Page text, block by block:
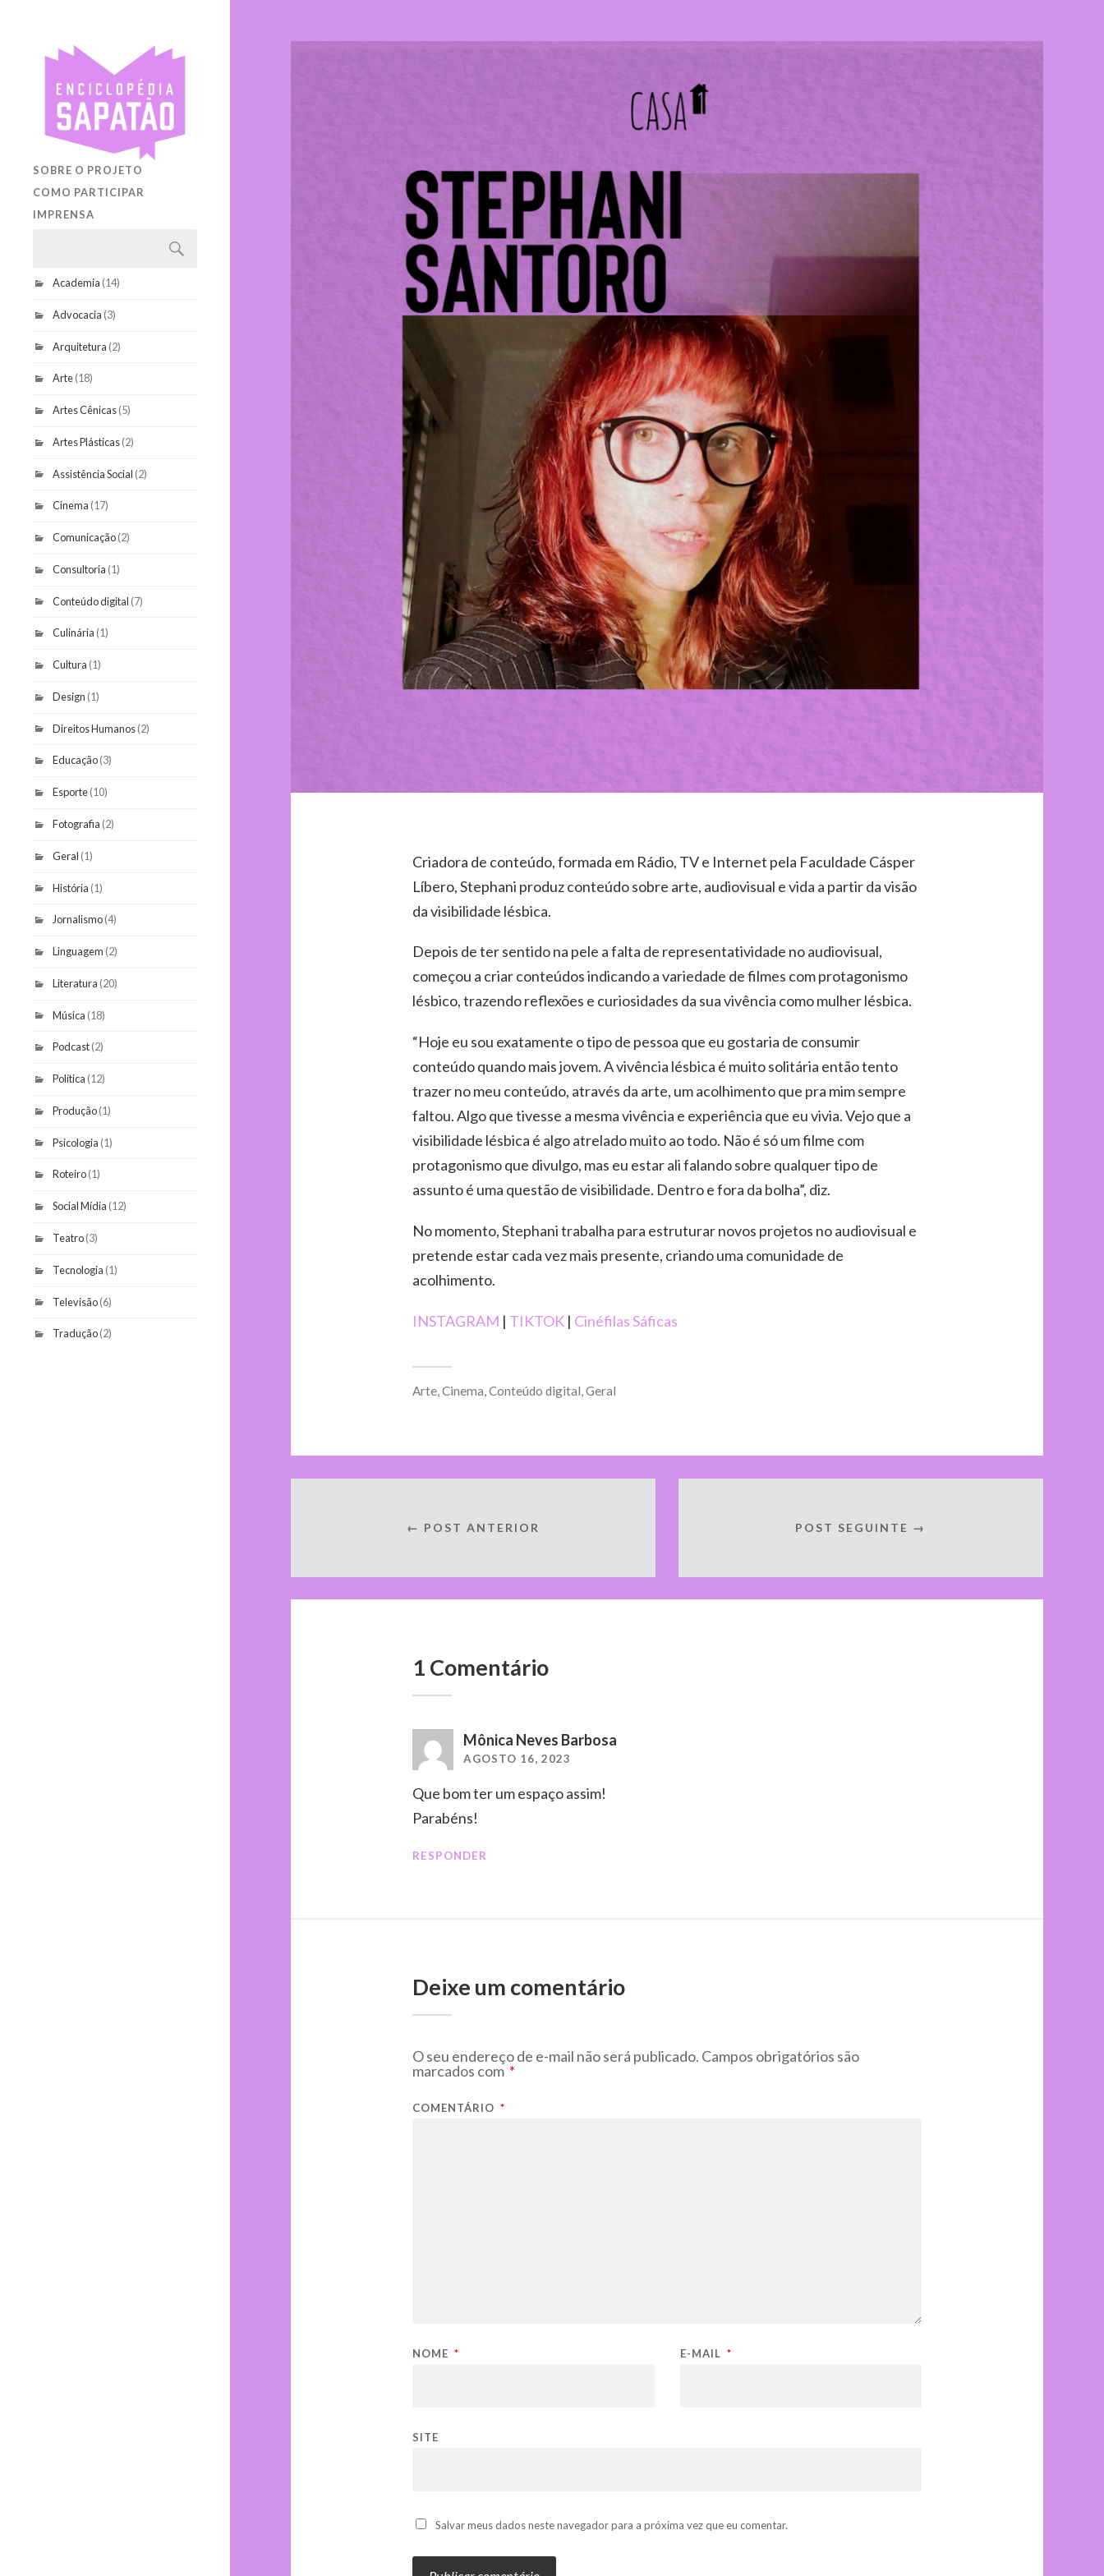
SOBRE O PROJETO
COMO PARTICIPAR
IMPRENSA
Academia (14)
Advocacia (3)
Arquitetura (2)
Arte(18)
Artes Cênicas(5)
Artes Plásticas(2)
Assistência Social (2)
Cinema (17)
Comunicação(2)
Consultoria (1)
Conteúdo digital (7)
Culinária (1)
Cultura (1)
Design (1)
Direitos Humanos(2)
Educação(3)
Esporte(10)
Fotografia (2)
Geral (1)
História (1)
Jornalismo(4)
Linguagem (2)
Literatura (20)
Música (18)
Podcast(2)
Política (12)
Produção(1)
Psicologia (1)
Roteiro(1)
Social Mídia (12)
Teatro(3)
Tecnologia (1)
Televisão(6)
Tradução(2)
Criadora de conteúdo, formada em Rádio, TV e Internet pela Faculdade Cásper
Líbero, Stephani produz conteúdo sobre arte, audiovisual e vida a partir da visão
da visibilidade lésbica.
Depois de ter sentido na pele a falta de representatividade no audiovisual,
começou a criar conteúdos indicando a variedade de filmes com protagonismo
lésbico, trazendo reflexões e curiosidades da sua vivência como mulher lésbica.
“Hoje eu sou exatamente o tipo de pessoa que eu gostaria de consumir
conteúdo quando mais jovem. A vivência lésbica é muito solitária então tento
trazer no meu conteúdo, através da arte, um acolhimento que pra mim sempre
faltou. Algo que tivesse a mesma vivência e experiência que eu vivia. Vejo que a
visibilidade lésbica é algo atrelado muito ao todo. Não é só um filme com
protagonismo que divulgo, mas eu estar ali falando sobre qualquer tipo de
assunto é uma questão de visibilidade. Dentro e fora da bolha”, diz.
No momento, Stephani trabalha para estruturar novos projetos no audiovisual e
pretende estar cada vez mais presente, criando uma comunidade de
acolhimento.
INSTAGRAM | TIKTOK | Cinéfilas Sáficas
Arte,Cinema,Conteúdo digital,Geral
← POST ANTERIOR POST SEGUINTE →
1 Comentário
Mônica Neves Barbosa
AGOSTO 16, 2023
Que bom ter um espaço assim!
Parabéns!
RESPONDER
Deixe um comentário
O seu endereço de e-mail não será publicado. Campos obrigatórios são
marcados com *
COMENTÁRIO *
NOME * E-MAIL *
SITE
Salvar meus dados neste navegador para a próxima vez que eu comentar.